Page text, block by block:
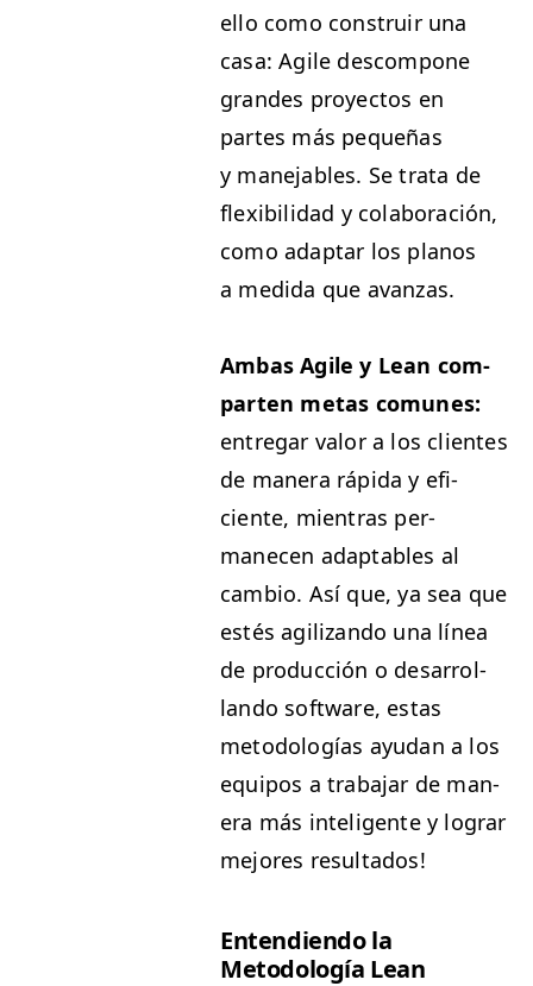
ello como con­stru­ir una
casa: Agile descom­pone
grandes proyec­tos en
partes más pequeñas
y mane­jables. Se tra­ta de
flex­i­bil­i­dad y colab­o­ración,
como adap­tar los planos
a medi­da que avanzas.
Ambas Agile y Lean com­
parten metas comunes:
entre­gar val­or a los clientes
de man­era ráp­i­da y efi­
ciente, mien­tras per­
manecen adapt­a­bles al
cam­bio. Así que, ya sea que
estés agilizan­do una línea
de pro­duc­ción o desar­rol­
lan­do soft­ware, estas
metodologías ayu­dan a los
equipos a tra­ba­jar de man­
era más inteligente y lograr
mejores resultados!
Enten­di­en­do la
Metodología Lean